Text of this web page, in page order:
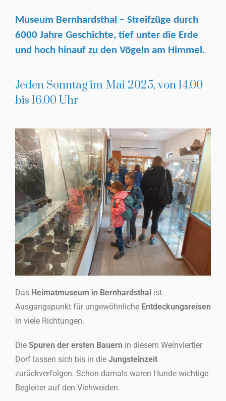
Museum Bernhardsthal – Streifzüge durch
6000 Jahre Geschichte, tief unter die Erde
und hoch hinauf zu den Vögeln am Himmel.
Jeden Sonntag im Mai 2025, von 14.00
bis 16.00 Uhr
Das Heimatmuseum in Bernhardsthal ist
Ausgangspunkt für ungewöhnliche Entdeckungsreisen
in viele Richtungen.
Die Spuren der ersten Bauern in diesem Weinviertler
Dorf lassen sich bis in die Jungsteinzeit
zurückverfolgen. Schon damals waren Hunde wichtige
Begleiter auf den Viehweiden.